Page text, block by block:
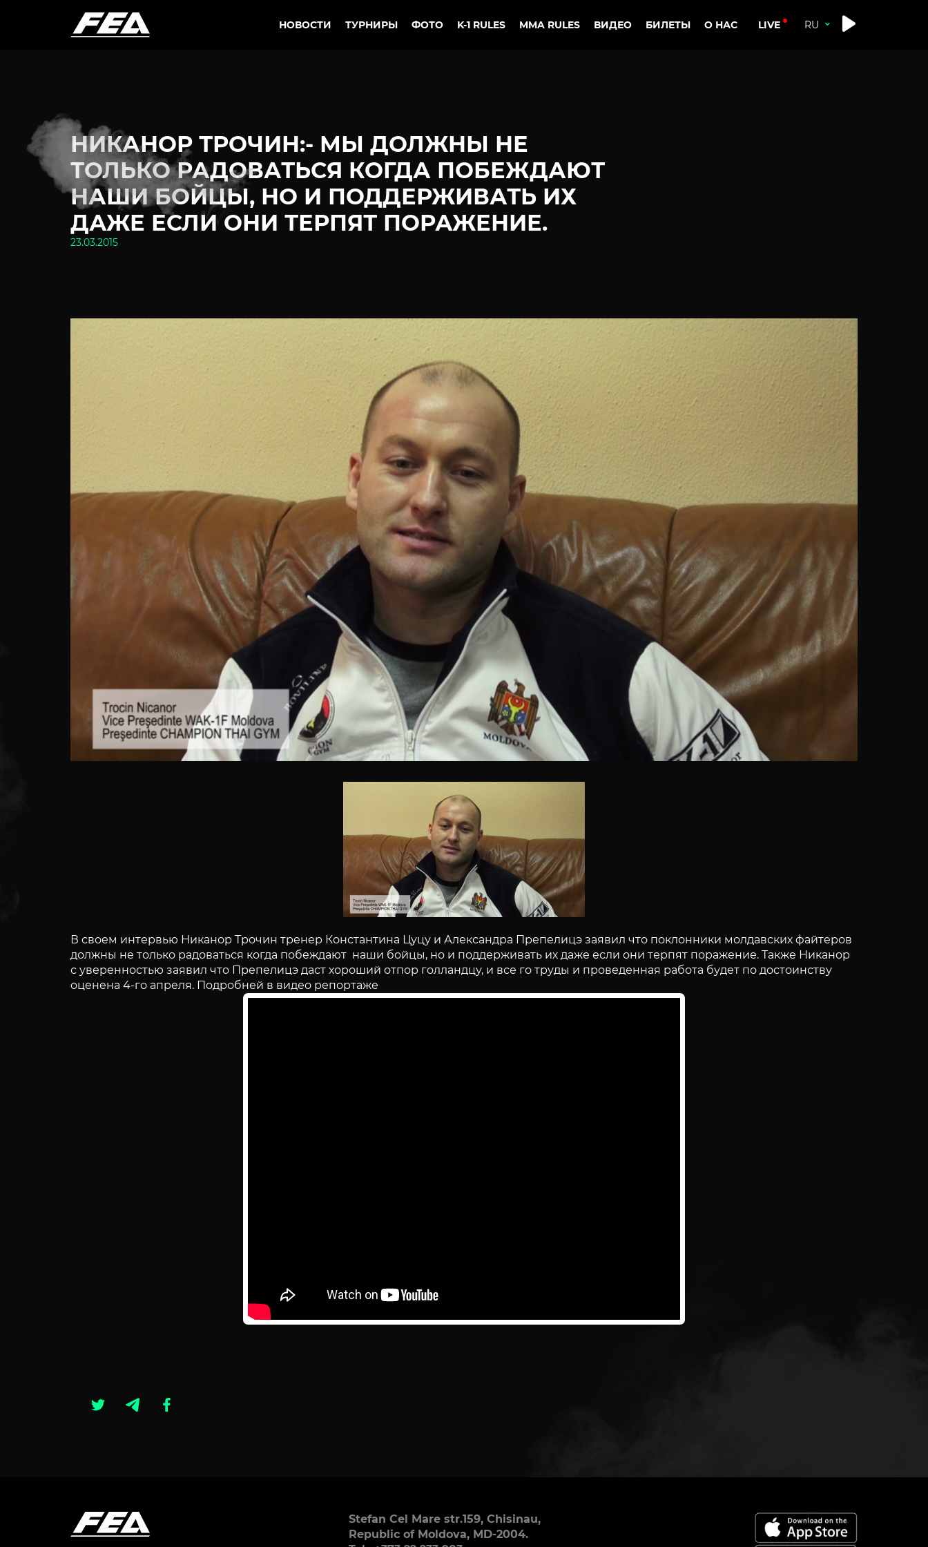
НОВОСТИ ТУРНИРЫ ФОТО K-1 RULES MMA RULES ВИДЕО БИЛЕТЫ О НАС LIVE
НИКАНОР ТРОЧИН:- МЫ ДОЛЖНЫ НЕ
ТОЛЬКО РАДОВАТЬСЯ КОГДА ПОБЕЖДАЮТ
НАШИ БОЙЦЫ, НО И ПОДДЕРЖИВАТЬ ИХ
ДАЖЕ ЕСЛИ ОНИ ТЕРПЯТ ПОРАЖЕНИЕ.
23.03.2015
В своем интервью Никанор Трочин тренер Константина Цуцу и Александра Препелицэ заявил что поклонники молдавских файтеров
должны не только радоваться когда побеждают наши бойцы, но и поддерживать их даже если они терпят поражение. Также Никанор
с уверенностью заявил что Препелицэ даст хороший отпор голландцу, и все го труды и проведенная работа будет по достоинству
оценена 4-го апреля. Подробней в видео репортаже
Stefan Cel Mare str.159, Chisinau,
Republic of Moldova, MD-2004.